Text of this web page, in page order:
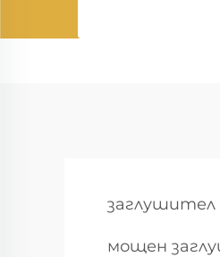
заглушител
мощен